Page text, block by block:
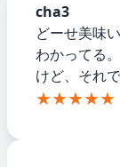
cha3
どーせ美味い
わかってる。
けど、それ
★★★★★